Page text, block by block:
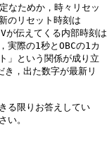
なためか，時々リセッ
のリセット時刻は
伝えてくる内部時刻は
実際の1秒とOBCの1カ
」という関係が成り立
，出た数字が最新リ
る限りお答えしてい
い。